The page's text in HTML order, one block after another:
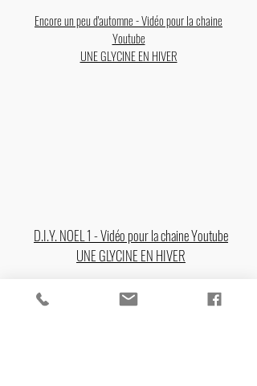
Encore un peu d'automne - Vidéo pour la chaine
Youtube
UNE GLYCINE EN HIVER
D.I.Y. NOEL 1 - Vidéo pour la chaine Youtube
UNE GLYCINE EN HIVER